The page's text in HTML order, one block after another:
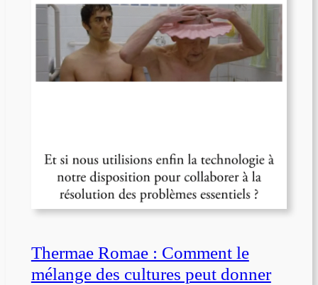
Thermae Romae : Comment le
mélange des cultures peut donner